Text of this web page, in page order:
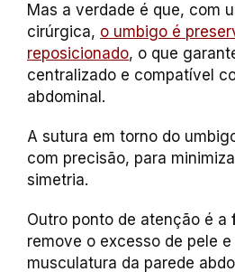
Mas a verdade é que, com
cirúrgica, o umbigo é
reposicionado, o que
centralizado e compatível
abdominal.
A sutura em torno do
com precisão, para
simetria.
Outro ponto de atenção é a
remove o excesso de pele
musculatura da parede